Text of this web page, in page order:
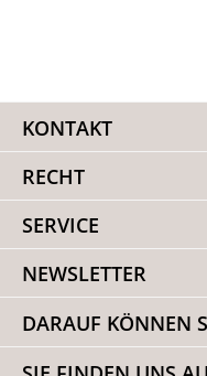
KONTAKT
RECHT
SERVICE
NEWSLETTER
DARAUF KÖNNEN